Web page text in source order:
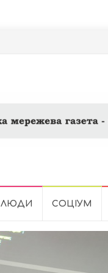
ЛЮДИ СОЦІУМ